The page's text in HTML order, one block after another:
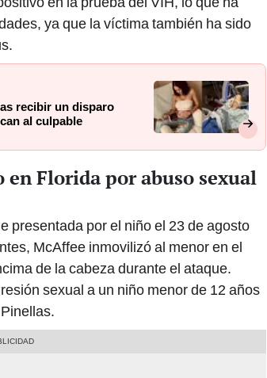
ya que la víctima también ha sido
recibir un disparo
al culpable
en Florida por abuso sexual
presentada por el niño el 23 de agosto
McAffee inmovilizó al menor en el
de la cabeza durante el ataque.
sexual a un niño menor de 12 años